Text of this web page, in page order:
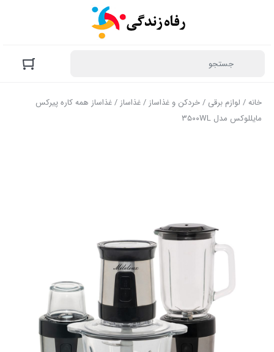
خانه/ لوازم برقی /خردکن و غذاساز /غذاساز / غذاساز همه کاره پیرکس
مایللوکس مدل ۳۵۰۰WL